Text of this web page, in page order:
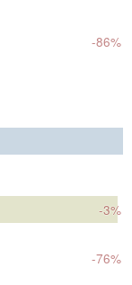
-86%
-3%
-76%